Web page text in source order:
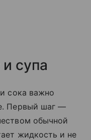
супа
сока важно
Первый шаг —
обычной
жидкость и не